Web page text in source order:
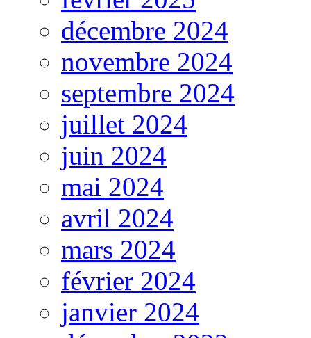
décembre 2024
novembre 2024
septembre 2024
juillet 2024
juin 2024
mai 2024
avril 2024
mars 2024
février 2024
janvier 2024